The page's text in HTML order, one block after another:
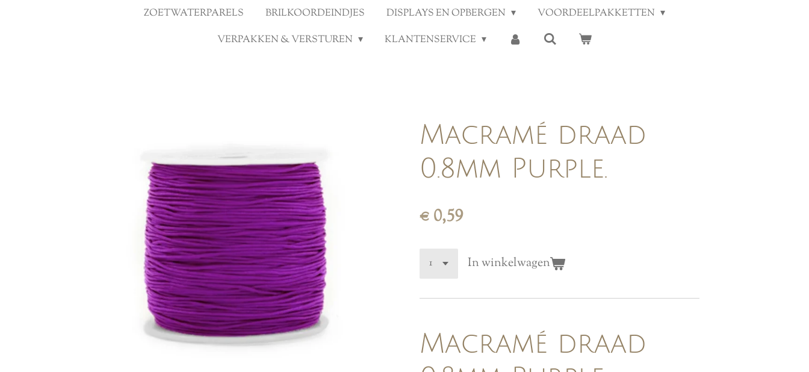
ZOETWATERPARELS
BRILKOORDEINDJES DISPLAYS EN OPBERGEN
VOORDEELPAKKETTEN
VERPAKKEN & VERSTUREN
KLANTENSERVICE
Macramé draad
0.8mm Purple.
€ 0,59
In winkelwagen
Macramé draad